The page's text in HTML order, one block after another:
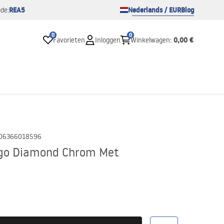
REA5 Nederlands / EURBlog
0
Favorieten Inloggen
0
Winkelwagen: 0,00 €
Diamond Chrom Met